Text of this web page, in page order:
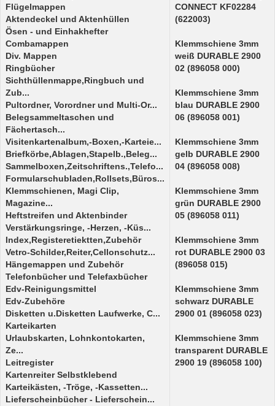
Flügelmappen
Aktendeckel und Aktenhüllen
Ösen - und Einhakhefter
Combamappen
Div. Mappen
Ringbücher
Sichthüllenmappe,Ringbuch und
Zub...
Pultordner, Vorordner und Multi-Or...
Belegsammeltaschen und
Fächertasch...
Visitenkartenalbum,-Boxen,-Karteie...
Briefkörbe,Ablagen,Stapelb.,Beleg...
Sammelboxen,Zeitschriftens.,Telefo...
Formularschubladen,Rollsets,Büros...
Klemmschienen, Magi Clip,
Magazine...
Heftstreifen und Aktenbinder
Verstärkungsringe, -Herzen, -Küs...
Index,Registeretiektten,Zubehör
Vetro-Schilder,Reiter,Cellonschutz...
Hängemappen und Zubehör
Telefonbücher und Telefaxbücher
Edv-Reinigungsmittel
Edv-Zubehöre
Disketten u.Disketten Laufwerke, C...
Karteikarten
Urlaubskarten, Lohnkontokarten,
Ze...
Leitregister
Kartenreiter Selbstklebend
Karteikästen, -Tröge, -Kassetten...
Lieferscheinbücher - Lieferschein...
CONNECT KF02284
(622003)
Klemmschiene 3mm
weiß DURABLE 2900
02 (896058 000)
Klemmschiene 3mm
blau DURABLE 2900
06 (896058 001)
Klemmschiene 3mm
gelb DURABLE 2900
04 (896058 008)
Klemmschiene 3mm
grün DURABLE 2900
05 (896058 011)
Klemmschiene 3mm
rot DURABLE 2900 03
(896058 015)
Klemmschiene 3mm
schwarz DURABLE
2900 01 (896058 023)
Klemmschiene 3mm
transparent DURABLE
2900 19 (896058 100)